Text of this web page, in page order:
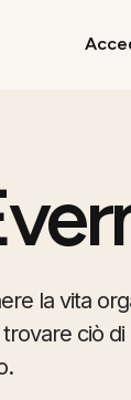
la vita
ciò di